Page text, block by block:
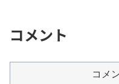
コメント
コメ